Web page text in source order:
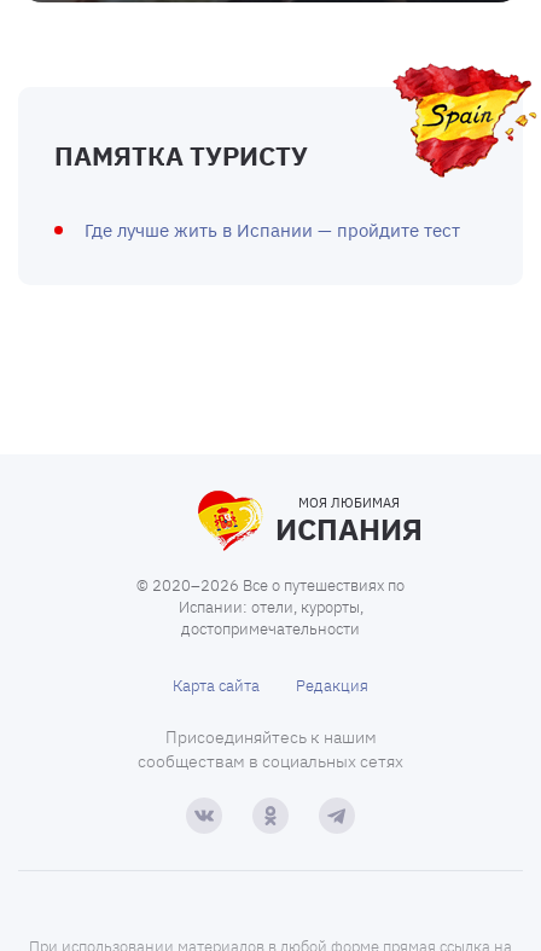
ПАМЯТКА ТУРИСТУ
Где лучше жить в Испании — пройдите тест
МОЯ ЛЮБИМАЯ
ИСПАНИЯ
© 2020–2026 Все о путешествиях по
Испании: отели, курорты,
достопримечательности
Карта сайта Редакция
Присоединяйтесь к нашим
сообществам в социальных сетях